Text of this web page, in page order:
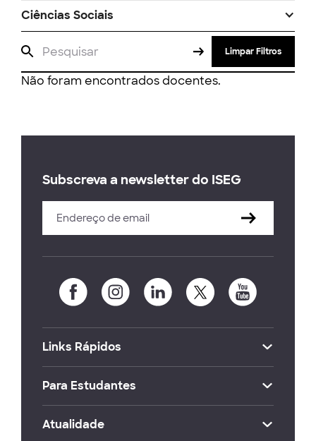
Ciências Sociais
Limpar Filtros
Não foram encontrados docentes.
Subscreva a newsletter do ISEG
Links Rápidos
Para Estudantes
Atualidade